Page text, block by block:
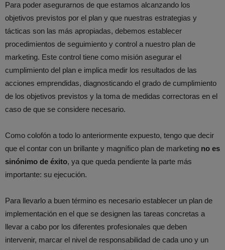
Para poder asegurarnos de que estamos alcanzando los
objetivos previstos por el plan y que nuestras estrategias y
tácticas son las más apropiadas, debemos establecer
procedimientos de seguimiento y control a nuestro plan de
marketing. Este control tiene como misión asegurar el
cumplimiento del plan e implica medir los resultados de las
acciones emprendidas, diagnosticando el grado de cumplimiento
de los objetivos previstos y la toma de medidas correctoras en el
caso de que se considere necesario.
Como colofón a todo lo anteriormente expuesto, tengo que decir
que el contar con un brillante y magnífico plan de marketing no es
sinónimo de éxito, ya que queda pendiente la parte más
importante: su ejecución.
Para llevarlo a buen término es necesario establecer un plan de
implementación en el que se designen las tareas concretas a
llevar a cabo por los diferentes profesionales que deben
intervenir, marcar el nivel de responsabilidad de cada uno y un